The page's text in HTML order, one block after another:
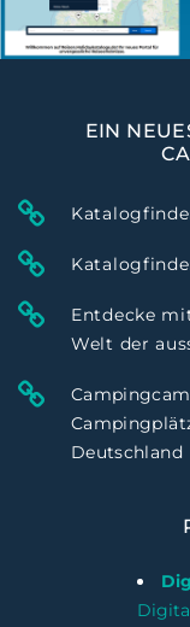
EIN
Entdecke
Welt der
Deutschland